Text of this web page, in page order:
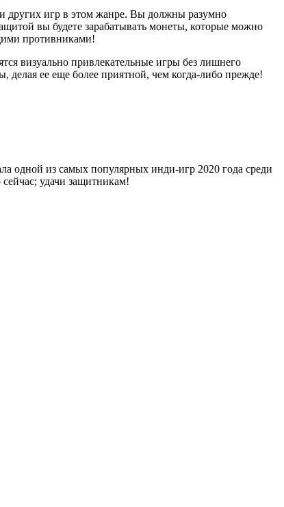
других игр в этом жанре. Вы должны разумно
вы будете зарабатывать монеты, которые можно
противниками!
визуально привлекательные игры без лишнего
ее еще более приятной, чем когда-либо прежде!
одной из самых популярных инди-игр 2020 года среди
удачи защитникам!